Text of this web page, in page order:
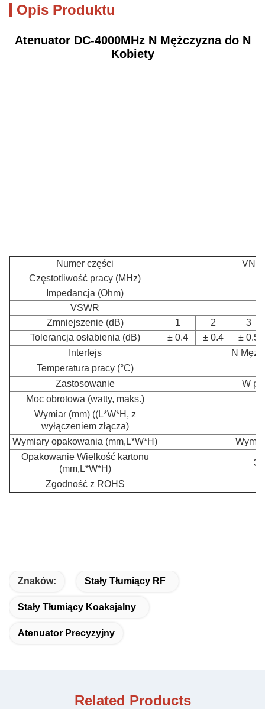
Opis Produktu
Atenuator DC-4000MHz N Mężczyzna do N
Kobiety
Numer części
VN-
Częstotliwość pracy (MHz)
Impedancja (Ohm)
VSWR
Zmniejszenie (dB)
1 2
3
Tolerancja osłabienia (dB)
± 0.4 ± 0.4
± 0.5
Interfejs
N
Temperatura pracy (°C)
Zastosowanie
W
Moc obrotowa (watty, maks.)
Wymiar (mm) ((L*W*H, z
wyłączeniem złącza)
Wymiary opakowania (mm,L*W*H)
Opakowanie Wielkość kartonu
(mm,L*W*H)
Zgodność z ROHS
Znaków: Stały Tłumiący RF
Stały Tłumiący Koaksjalny
Atenuator Precyzyjny
Related Products